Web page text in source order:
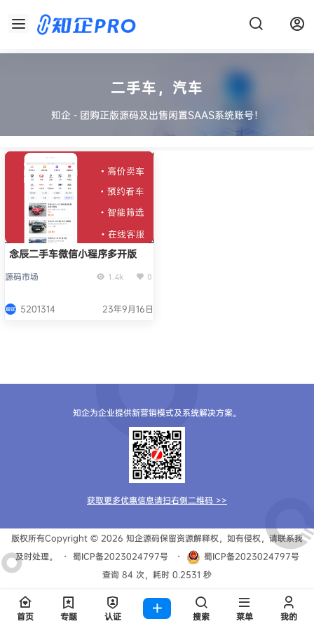
二手车，汽车
知企 - 团购正版源码及出售闲置SAAS系统账号！
念辰二手车微信小程序多开版
源码市场 1.4k 0
5201314 23年9月16日
知企为企业提供新营销模式及系统解决方案。
获取更多优惠信息请扫右侧二维码 >>
版权所有Copyright © 2026 知企源码保留资源解释权，如有侵权，请联系我
及时处理。
・ 蜀ICP备2023024797号 ・
蜀ICP备2023024797号
查询 84 次，耗时 0.2531 秒
首页 专题 认证 搜索 菜单 我的